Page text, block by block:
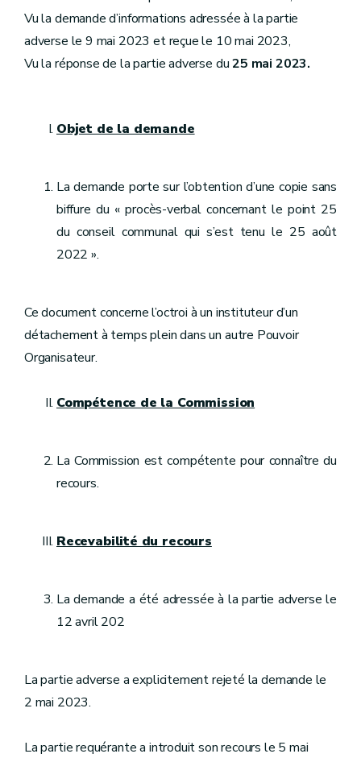
Vu la demande d’informations adressée à la partie
adverse le 9 mai 2023 et reçue le 10 mai 2023,
Vu la réponse de la partie adverse du25 mai 2023.
Objet de la demande
La demande porte sur l’obtention d’une copie sans
biffure du « procès-verbal concernant le point 25
du conseil communal qui s’est tenu le 25 août
2022 ».
Ce document concerne l’octroi à un instituteur d’un
détachement à temps plein dans un autre Pouvoir
Organisateur.
Compétence de la Commission
La Commission est compétente pour connaître du
recours.
Recevabilité du recours
La demande a été adressée à la partie adverse le
12 avril 202
La partie adverse a explicitement rejeté la demande le
2 mai 2023.
La partie requérante a introduit son recours le 5 mai